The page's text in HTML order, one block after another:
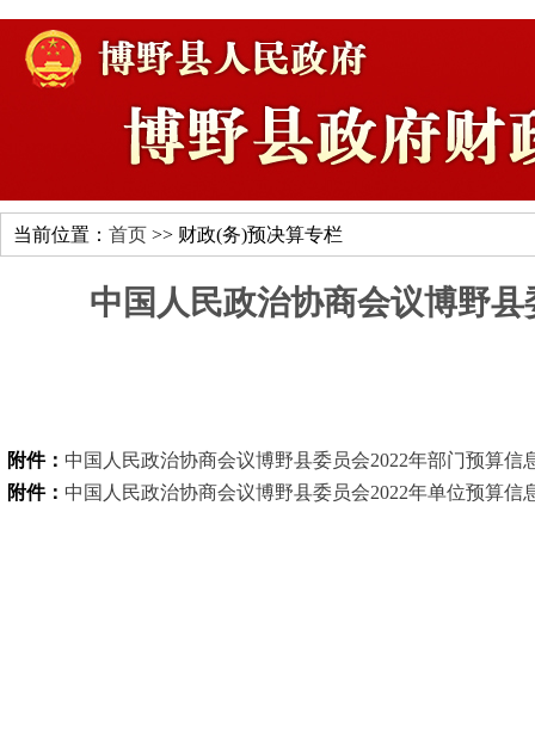
当前位置： 首页 >> 财政(务)预决算专栏
中国人民政治协商会议博野
附件： 中国人民政治协商会议博野县委员会2022年部门预算信
附件： 中国人民政治协商会议博野县委员会2022年单位预算信